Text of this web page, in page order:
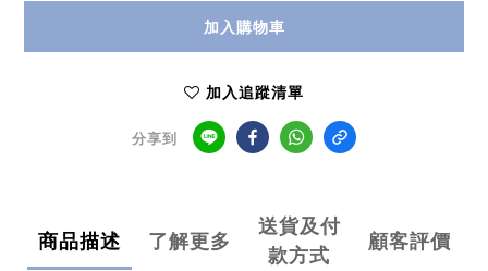
加入購物車
加入追蹤清單
分享到
商品描述 了解更多
送貨及付
款方式
顧客評價